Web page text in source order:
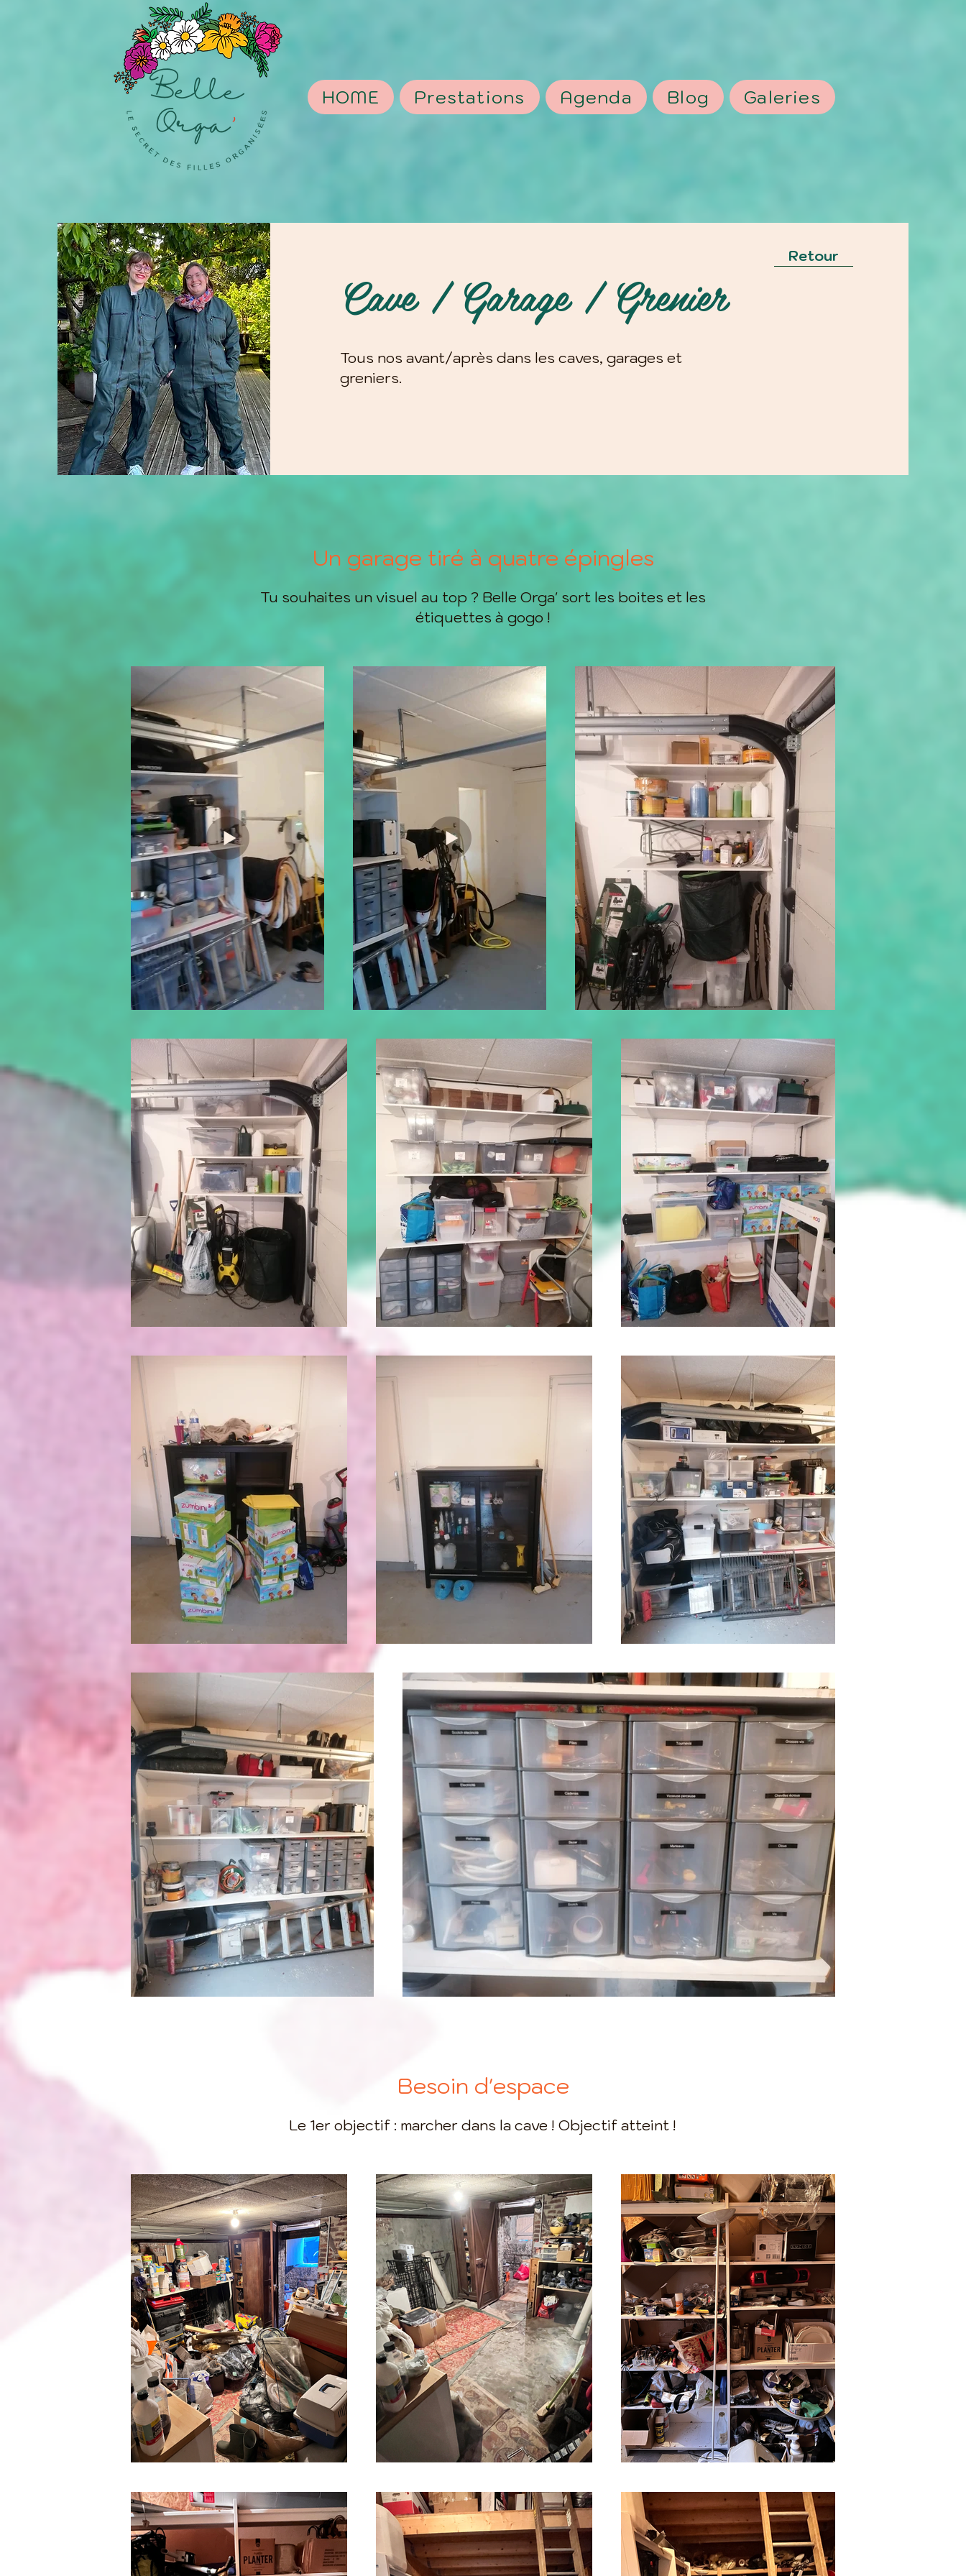
HOME Prestations Agenda Blog Galeries
Retour
Cave / Garage / Grenier
Tous nos avant/après dans les caves, garages et
greniers.
Un garage tiré à quatre épingles
Tu souhaites un visuel au top ? Belle Orga' sort les boites et les
étiquettes à gogo !
Besoin d'espace
Le 1er objectif : marcher dans la cave ! Objectif atteint !